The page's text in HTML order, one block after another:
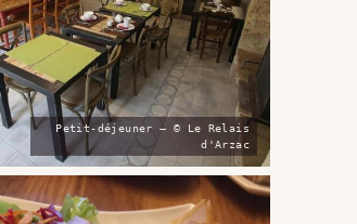
Petit-déjeuner — © Le Relais
d'Arzac